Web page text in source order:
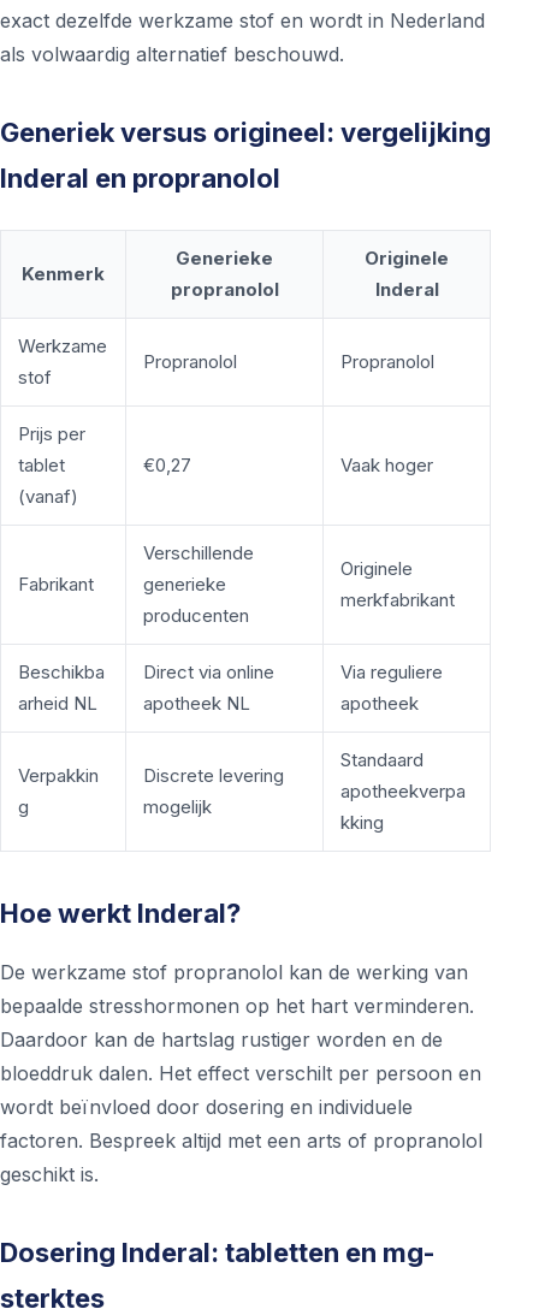
exact dezelfde werkzame stof en wordt in Nederland
als volwaardig alternatief beschouwd.
Generiek versus origineel: vergelijking
Inderal en propranolol
Kenmerk
Generieke
propranolol
Originele
Inderal
Werkzame
stof
Propranolol Propranolol
Prijs per
tablet
(vanaf)
€0,27 Vaak hoger
Fabrikant
Verschillende
generieke
producenten
Originele
merkfabrikant
Beschikba
arheid NL
Direct via online
apotheek NL
Via reguliere
apotheek
Verpakkin
g
Discrete levering
mogelijk
Standaard
apotheekverpa
kking
Hoe werkt Inderal?
De werkzame stof propranolol kan de werking van
bepaalde stresshormonen op het hart verminderen.
Daardoor kan de hartslag rustiger worden en de
bloeddruk dalen. Het effect verschilt per persoon en
wordt beïnvloed door dosering en individuele
factoren. Bespreek altijd met een arts of propranolol
geschikt is.
Dosering Inderal: tabletten en mg-
sterktes